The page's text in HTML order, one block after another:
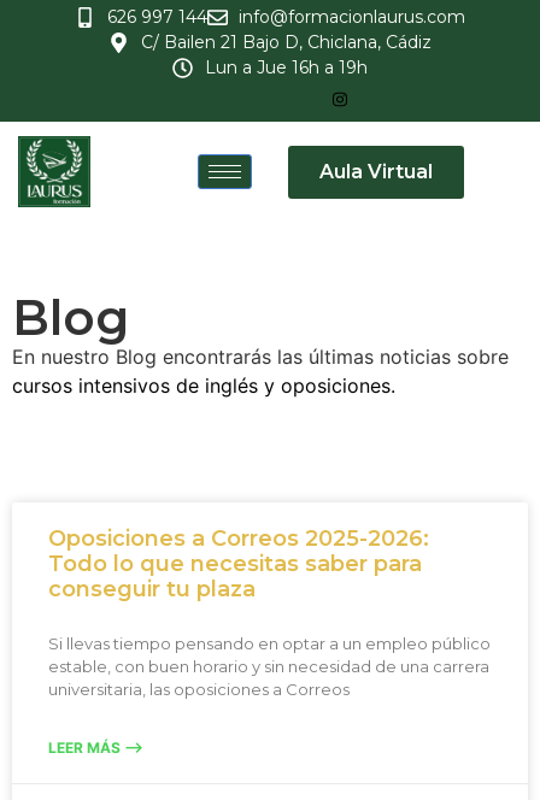
626 997 144
info@formacionlaurus.com
C/ Bailen 21 Bajo D, Chiclana, Cádiz
Lun a Jue 16h a 19h
Aula Virtual
Blog
En nuestro Blog encontrarás las últimas noticias sobre
cursos intensivos de inglés y oposiciones.
Oposiciones a Correos 2025-2026:
Todo lo que necesitas saber para
conseguir tu plaza
Si llevas tiempo pensando en optar a un empleo público
estable, con buen horario y sin necesidad de una carrera
universitaria, las oposiciones a Correos
LEER MÁS -->